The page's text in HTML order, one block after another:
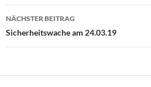
NÄCHSTER BEITRAG
Sicherheitswache am 24.03.19